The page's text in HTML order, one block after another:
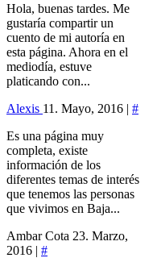
Hola, buenas tardes. Me
gustaría compartir un
cuento de mi autoría en
esta página. Ahora en el
mediodía, estuve
platicando con...
Alexis 11. Mayo, 2016 | #
Es una página muy
completa, existe
información de los
diferentes temas de interés
que tenemos las personas
que vivimos en Baja...
Ambar Cota 23. Marzo,
2016 | #